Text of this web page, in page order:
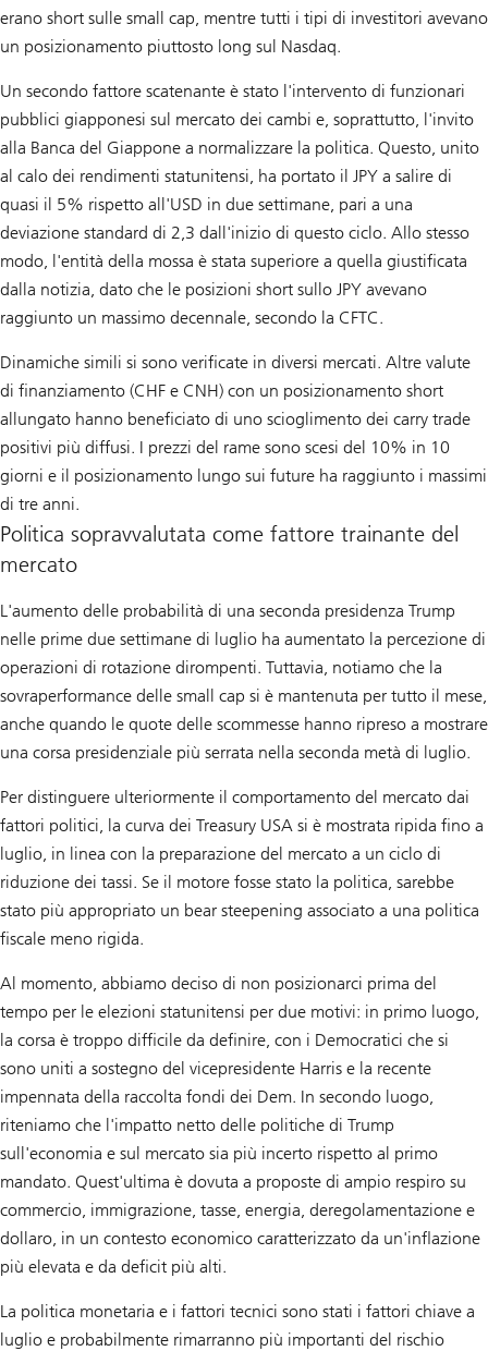
erano short sulle small cap, mentre tutti i tipi di investitori avevano
un posizionamento piuttosto long sul Nasdaq.
Un secondo fattore scatenante è stato l'intervento di funzionari
pubblici giapponesi sul mercato dei cambi e, soprattutto, l'invito
alla Banca del Giappone a normalizzare la politica. Questo, unito
al calo dei rendimenti statunitensi, ha portato il JPY a salire di
quasi il 5% rispetto all'USD in due settimane, pari a una
deviazione standard di 2,3 dall'inizio di questo ciclo. Allo stesso
modo, l'entità della mossa è stata superiore a quella giustificata
dalla notizia, dato che le posizioni short sullo JPY avevano
raggiunto un massimo decennale, secondo la CFTC.
Dinamiche simili si sono verificate in diversi mercati. Altre valute
di finanziamento (CHF e CNH) con un posizionamento short
allungato hanno beneficiato di uno scioglimento dei carry trade
positivi più diffusi. I prezzi del rame sono scesi del 10% in 10
giorni e il posizionamento lungo sui future ha raggiunto i massimi
di tre anni.
Politica sopravvalutata come fattore trainante del
mercato
L'aumento delle probabilità di una seconda presidenza Trump
nelle prime due settimane di luglio ha aumentato la percezione di
operazioni di rotazione dirompenti. Tuttavia, notiamo che la
sovraperformance delle small cap si è mantenuta per tutto il mese,
anche quando le quote delle scommesse hanno ripreso a mostrare
una corsa presidenziale più serrata nella seconda metà di luglio.
Per distinguere ulteriormente il comportamento del mercato dai
fattori politici, la curva dei Treasury USA si è mostrata ripida fino a
luglio, in linea con la preparazione del mercato a un ciclo di
riduzione dei tassi. Se il motore fosse stato la politica, sarebbe
stato più appropriato un bear steepening associato a una politica
fiscale meno rigida.
Al momento, abbiamo deciso di non posizionarci prima del
tempo per le elezioni statunitensi per due motivi: in primo luogo,
la corsa è troppo difficile da definire, con i Democratici che si
sono uniti a sostegno del vicepresidente Harris e la recente
impennata della raccolta fondi dei Dem. In secondo luogo,
riteniamo che l'impatto netto delle politiche di Trump
sull'economia e sul mercato sia più incerto rispetto al primo
mandato. Quest'ultima è dovuta a proposte di ampio respiro su
commercio, immigrazione, tasse, energia, deregolamentazione e
dollaro, in un contesto economico caratterizzato da un'inflazione
più elevata e da deficit più alti.
La politica monetaria e i fattori tecnici sono stati i fattori chiave a
luglio e probabilmente rimarranno più importanti del rischio